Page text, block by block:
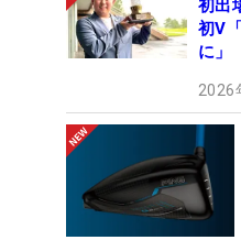
初出
初V
に」
2026